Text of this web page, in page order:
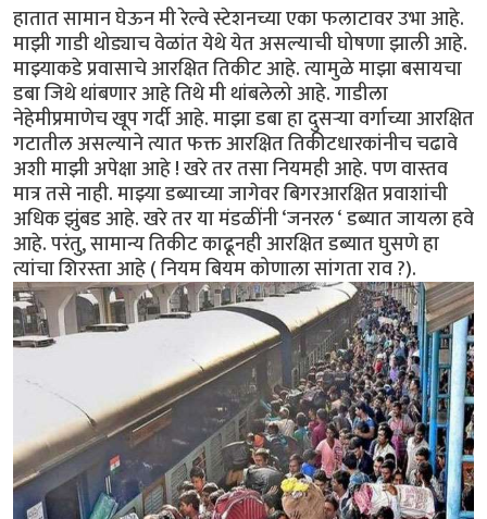
हातात सामान घेऊन मी रेल्वे स्टेशनच्या एका फलाटावर उभा आहे.
माझी गाडी थोड्याच वेळांत येथे येत असल्याची घोषणा झाली आहे.
माझ्याकडे प्रवासाचे आरक्षित तिकीट आहे. त्यामुळे माझा बसायचा
डबा जिथे थांबणार आहे तिथे मी थांबलेलो आहे. गाडीला
नेहेमीप्रमाणेच खूप गर्दी आहे. माझा डबा हा दुसऱ्या वर्गाच्या आरक्षित
गटातील असल्याने त्यात फक्त आरक्षित तिकीटधारकांनीच चढावे
अशी माझी अपेक्षा आहे ! खरे तर तसा नियमही आहे. पण वास्तव
मात्र तसे नाही. माझ्या डब्याच्या जागेवर बिगरआरक्षित प्रवाशांची
अधिक झुंबड आहे. खरे तर या मंडळींनी ‘जनरल ‘ डब्यात जायला हवे
आहे. परंतु, सामान्य तिकीट काढूनही आरक्षित डब्यात घुसणे हा
त्यांचा शिरस्ता आहे ( नियम बियम कोणाला सांगता राव ?).